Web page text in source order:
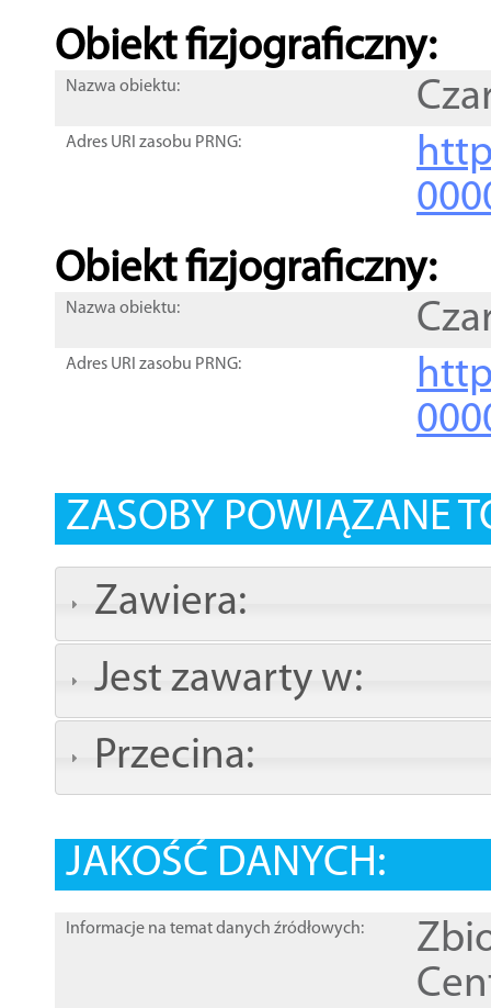
Obiekt fizjograficzny:
Nazwa obiektu:
Adres URI zasobu PRNG:
Obiekt fizjograficzny:
Nazwa obiektu:
Adres URI zasobu PRNG:
ZASOBY POWIĄZANE
Zawiera:
Jest zawarty w:
Przecina:
JAKOŚĆ DANYCH:
Informacje na temat danych źródłowych: